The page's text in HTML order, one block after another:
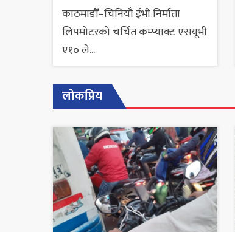
काठमाडौँ–चिनियाँ ईभी निर्माता
लिपमोटरको चर्चित कम्प्याक्ट एसयूभी
ए१० ले...
लोकप्रिय